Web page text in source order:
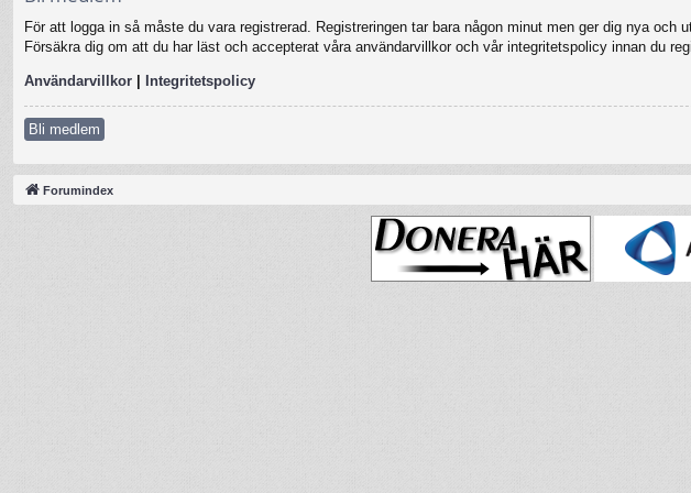
För att logga in så måste du vara registrerad. Registreringen tar bara någon minut men ger dig nya
Försäkra dig om att du har läst och accepterat våra användarvillkor och vår integritetspolicy innan du
Användarvillkor | Integritetspolicy
Bli medlem
Forumindex